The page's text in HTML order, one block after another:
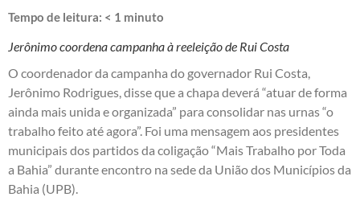
Tempo de leitura: < 1 minuto
Jerônimo coordena campanha à reeleição de Rui Costa
O coordenador da campanha do governador Rui Costa,
Jerônimo Rodrigues, disse que a chapa deverá “atuar de forma
ainda mais unida e organizada” para consolidar nas urnas “o
trabalho feito até agora”. Foi uma mensagem aos presidentes
municipais dos partidos da coligação “Mais Trabalho por Toda
a Bahia” durante encontro na sede da União dos Municípios da
Bahia (UPB).